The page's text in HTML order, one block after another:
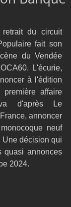
du circuit
fait son
du Vendée
L'écurie,
à l'édition
affaire
d'après Le
annoncer
neuf
Une décision qui
quasi annonces
2024.